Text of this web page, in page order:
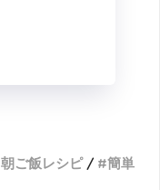
朝ご飯レシピ 簡単